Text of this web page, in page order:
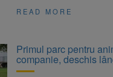
READ MORE
Primul parc pentru
companie, deschis